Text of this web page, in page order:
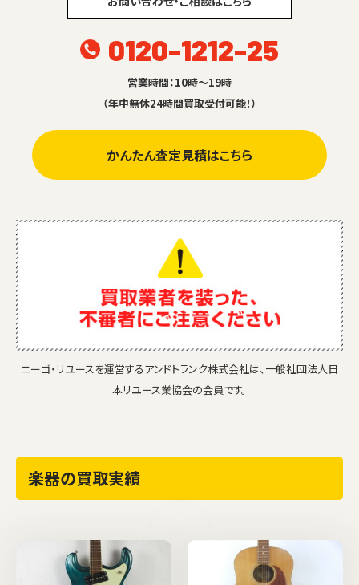
0120-1212-25
営業時間：10時～19時
（年中無休24時間買取受付可能！）
かんたん査定見積はこちら
ニーゴ・リユースを運営するアンドトランク株式会社は、一般社団法人日
本リユース業協会の会員です。
楽器の買取実績